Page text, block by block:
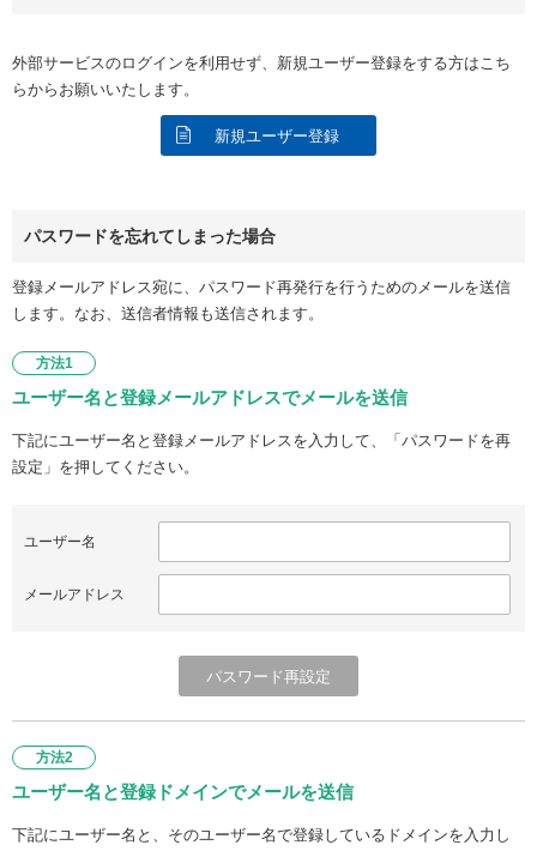
外部サービスのログインを利用せず、新規ユーザー登録をする方はこち
らからお願いいたします。
新規ユーザー登録
パスワードを忘れてしまった場合
登録メールアドレス宛に、パスワード再発行を行うためのメールを送信
します。なお、送信者情報も送信されます。
方法1
ユーザー名と登録メールアドレスでメールを送信
下記にユーザー名と登録メールアドレスを入力して、「パスワードを再
設定」を押してください。
ユーザー名
メールアドレス
方法2
ユーザー名と登録ドメインでメールを送信
下記にユーザー名と、そのユーザー名で登録しているドメインを入力し